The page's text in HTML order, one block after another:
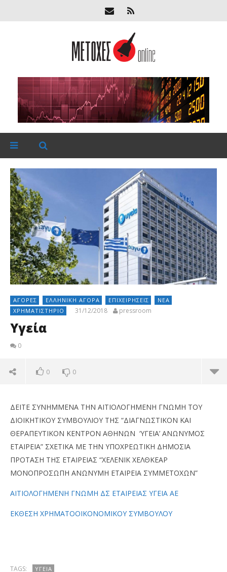
ΑΓΟΡΈΣ ΕΛΛΗΝΙΚΉ ΑΓΟΡΆ ΕΠΙΧΕΙΡΉΣΕΙΣ
ΝΈΑ
ΧΡΗΜΑΤΙΣΤΉΡΙΟ
31/12/2018 pressroom
Υγεία
0
0 0
pressroom
ΔΕΙΤΕ ΣΥΝΗΜΜΕΝΑ ΤΗΝ ΑΙΤΙΟΛΟΓΗΜΕΝΗ ΓΝΩΜΗ ΤΟΥ
ΔΙΟΙΚΗΤΙΚΟΥ ΣΥΜΒΟΥΛΙΟΥ ΤΗΣ “ΔΙΑΓΝΩΣΤΙΚΟΝ ΚΑΙ
ΘΕΡΑΠΕΥΤΙΚΟΝ ΚΕΝΤΡΟΝ ΑΘΗΝΩΝ ‘ΥΓΕΙΑ’ ΑΝΩΝΥΜΟΣ
ΕΤΑΙΡΕΙΑ” ΣΧΕΤΙΚΑ ΜΕ ΤΗΝ ΥΠΟΧΡΕΩΤΙΚΗ ΔΗΜΟΣΙΑ
ΠΡΟΤΑΣΗ ΤΗΣ ΕΤΑΙΡΕΙΑΣ “ΧΕΛΕΝΙΚ ΧΕΛΘΚΕΑΡ
ΜΟΝΟΠΡΟΣΩΠΗ ΑΝΩΝΥΜΗ ΕΤΑΙΡΕΙΑ ΣΥΜΜΕΤΟΧΩΝ”
ΑΙΤΙΟΛΟΓΗΜΕΝΗ ΓΝΩΜΗ ΔΣ ΕΤΑΙΡΕΙΑΣ ΥΓΕΙΑ ΑΕ
ΕΚΘΕΣΗ ΧΡΗΜΑΤΟΟΙΚΟΝΟΜΙΚΟΥ ΣΥΜΒΟΥΛΟΥ
TAGS: ΥΓΕΙΑ